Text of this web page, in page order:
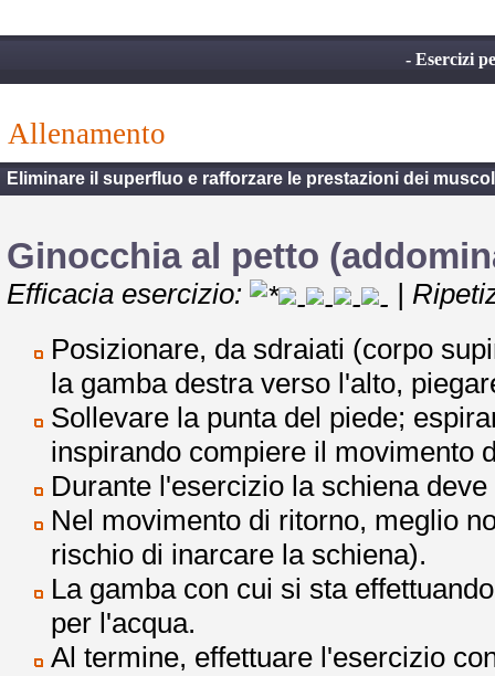
- Esercizi
allenamento
Eliminare il superfluo e rafforzare le prestazioni dei
Ginocchia al petto
Efficacia esercizio:
|
Posizionare, da sdraiati (corpo
la gamba destra verso l'alto,
Sollevare la punta del piede;
inspirando compiere il movimento
Durante l'esercizio la schiena
Nel movimento di ritorno, meglio
rischio di inarcare la schiena).
La gamba con cui si sta
per l'acqua.
Al termine, effettuare l'esercizio